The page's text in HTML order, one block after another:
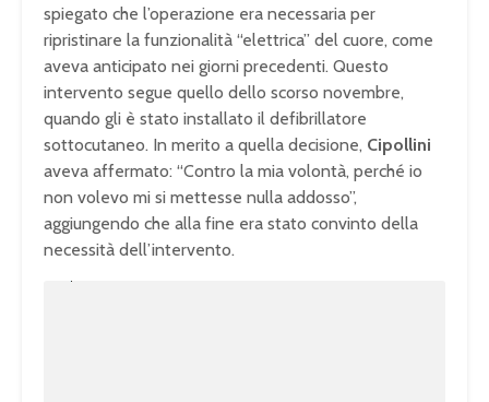
spiegato che l’operazione era necessaria per
ripristinare la funzionalità “elettrica” del cuore, come
aveva anticipato nei giorni precedenti. Questo
intervento segue quello dello scorso novembre,
quando gli è stato installato il defibrillatore
sottocutaneo. In merito a quella decisione, Cipollini
aveva affermato: “Contro la mia volontà, perché io
non volevo mi si mettesse nulla addosso”,
aggiungendo che alla fine era stato convinto della
necessità dell’intervento.